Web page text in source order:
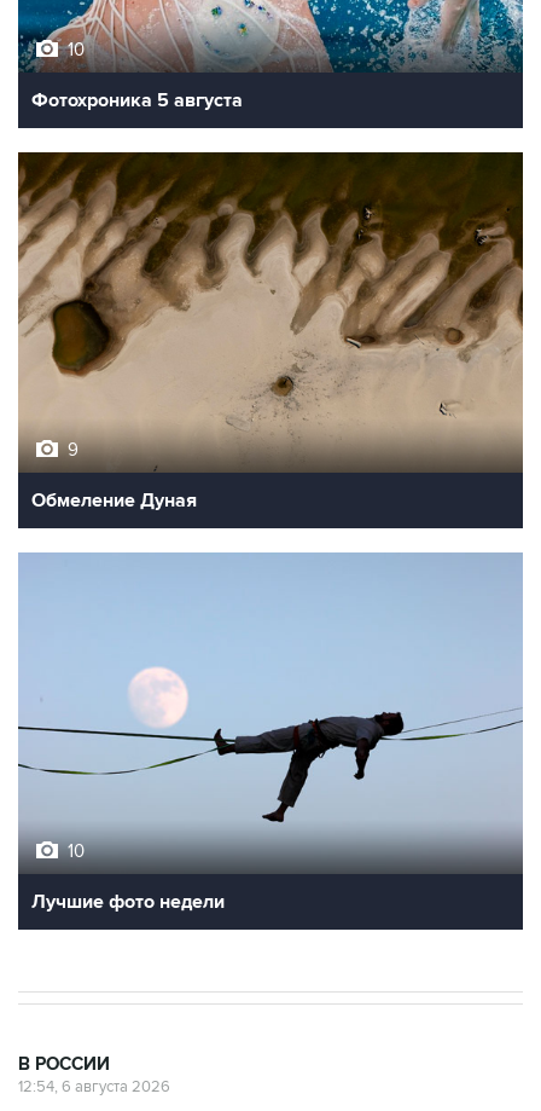
10
Фотохроника 5 августа
9
Обмеление Дуная
10
Лучшие фото недели
В РОССИИ
12:54, 6 августа 2026